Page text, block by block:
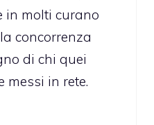
in molti curano
concorrenza
di chi quei
messi in rete.